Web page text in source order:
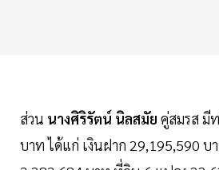
ส่วน นางศิริรัตน์ นิลสมัย คู่สมรส มี
บาท ได้แก่ เงินฝาก 29,195,590 บ